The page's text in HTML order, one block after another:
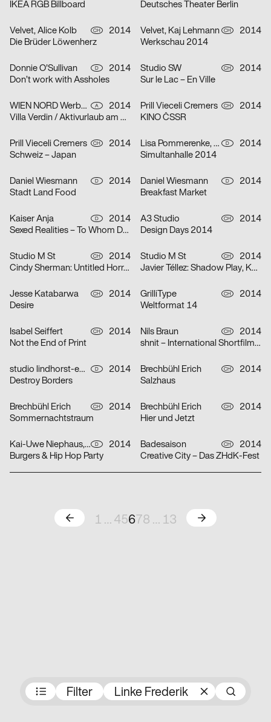
Preisträger:innen
Filter Linke Frederik
IKEA RGB Billboard
Deutsches Theater Berlin
Velvet, Alice Kolb CH
2014
Die Brüder Löwenherz
Velvet, Kaj Lehmann CH
2014
Werkschau 2014
Donnie O'Sullivan D
2014
Don’t work with Assholes
Studio SW CH
2014
Sur le Lac – En Ville
WIEN NORD Werbeagentur A
2014
Villa Verdin / Aktivurlaub am Millstätter See
Prill Vieceli Cremers CH
2014
KINO ČSSR
Prill Vieceli Cremers CH
2014
Schweiz – Japan
Lisa Pommerenke, Simon Roth D
2014
Simultanhalle 2014
Daniel Wiesmann D
2014
Stadt Land Food
Daniel Wiesmann D
2014
Breakfast Market
Kaiser Anja D
2014
Sexed Realities – To Whom Do I Owe My Body?
A3 Studio CH
2014
Design Days 2014
Studio M St CH
2014
Cindy Sherman: Untitled Horrors, Kunsthaus Zürich
Studio M St CH
2014
Javier Téllez: Shadow Play, Kunsthaus Zürich
Jesse Katabarwa CH
2014
Desire
GrilliType CH
2014
Weltformat 14
Isabel Seiffert CH
2014
Not the End of Print
Nils Braun CH
2014
shnit – International Shortfilmfestival 2014
studio lindhorst-emme D
2014
Destroy Borders
Brechbühl Erich CH
2014
Salzhaus
Brechbühl Erich CH
2014
Sommernachtstraum
Brechbühl Erich CH
2014
Hier und Jetzt
Kai-Uwe Niephaus, The Adventures Of D
2014
Burgers & Hip Hop Party
Badesaison CH
2014
Creative City – Das ZHdK-Fest
Zurück
1 … 456 78 … 13